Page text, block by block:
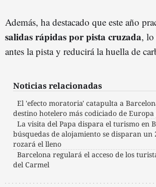
Además, ha destacado que este año
salidas rápidas por pista cruzada, lo
antes la pista y reducirá la huella de
Noticias relacionadas
El 'efecto moratoria' catapulta a
destino hotelero más codiciado de
La visita del Papa dispara el turismo en
búsquedas de alojamiento se disparan un
rozará el lleno
Barcelona regulará el acceso de los
del Carmel